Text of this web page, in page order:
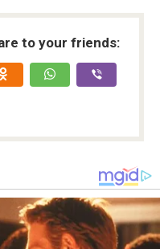
to your friends: